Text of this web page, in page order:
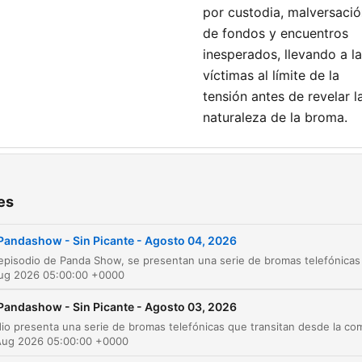
por custodia,
de fondos y encuentros
inesperados, llevando a
víctimas al límite de la
tensión antes de revelar
naturaleza de la broma.
00:00:00
00:04:05 Ejecución de la broma: El reclamo del reloj
00:12:56 Revelación de la broma y nueva llamada
00:13:52 La broma de la paternidad de Jesús
00:28:03 La broma del encuentro en Guadalajara de
- Sin Picante - Agosto 04, 2026
2026 05:00:00 +0000
- Sin Picante - Agosto 03, 2026
2026 05:00:00 +0000